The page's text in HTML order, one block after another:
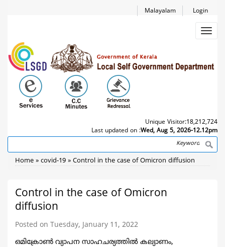
Login
Malayalam
Unique Visitor:18,212,724
Last updated on :Wed, Aug 5, 2026-12.12pm
Search
Breadcrumb
Home covid-19 Control in the case of Omicron diffusion
Control in the case of Omicron
diffusion
Posted on Tuesday, January 11, 2022
ഒമിക്രോണ്‍ വ്യാപന സാഹചര്യത്തില്‍ കല്യാണം,